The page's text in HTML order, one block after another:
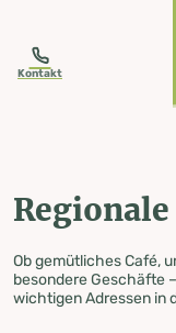
Kontakt
Ob gemütliches Café,
besondere Geschäfte
wichtigen Adressen in